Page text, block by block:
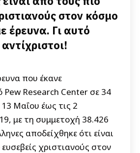
στον κόσμο
έρευνα. Γι αυτό
που έκανε
Pew Research Center σε 34
Μαΐου έως τις 2
με τη συμμετοχή 38.426
αποδείχθηκε ότι είναι
χριστιανούς στον